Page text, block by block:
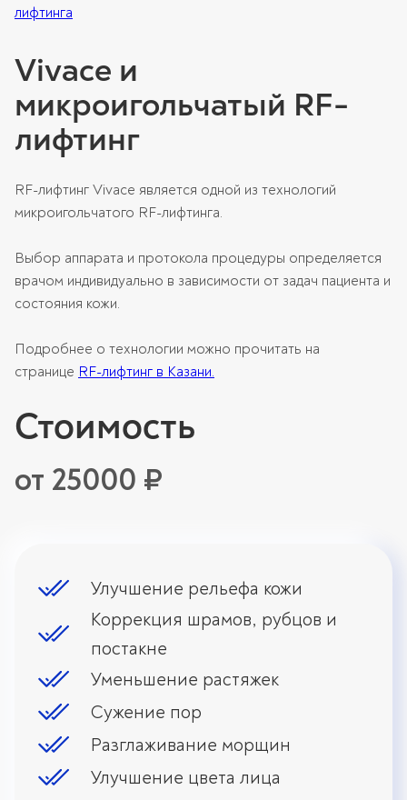
лифтинга
Vivace и
микроигольчатый RF-
лифтинг
RF-лифтинг Vivace является одной из технологий
микроигольчатого RF-лифтинга.
Выбор аппарата и протокола процедуры определяется
врачом индивидуально в зависимости от задач пациента и
состояния кожи.
Подробнее о технологии можно прочитать на
странице RF-лифтинг в Казани.
Стоимость
от 25000 ₽
Улучшение рельефа кожи
Коррекция шрамов, рубцов и
постакне
Уменьшение растяжек
Сужение пор
Разглаживание морщин
Улучшение цвета лица